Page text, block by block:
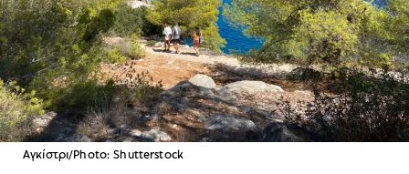
Αγκίστρι/Photo: Shutterstock